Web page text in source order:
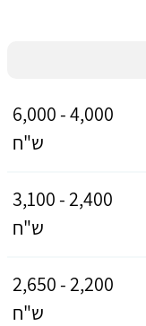
4,000 - 6,000
ש"ח
2,400 - 3,100
ש"ח
2,200 - 2,650
ש"ח